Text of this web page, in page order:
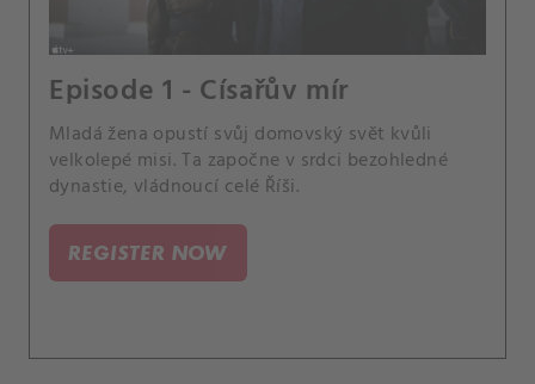
Episode 1 - Císařův mír
Mladá žena opustí svůj domovský svět kvůli
velkolepé misi. Ta započne v srdci bezohledné
dynastie, vládnoucí celé Říši.
REGISTER NOW